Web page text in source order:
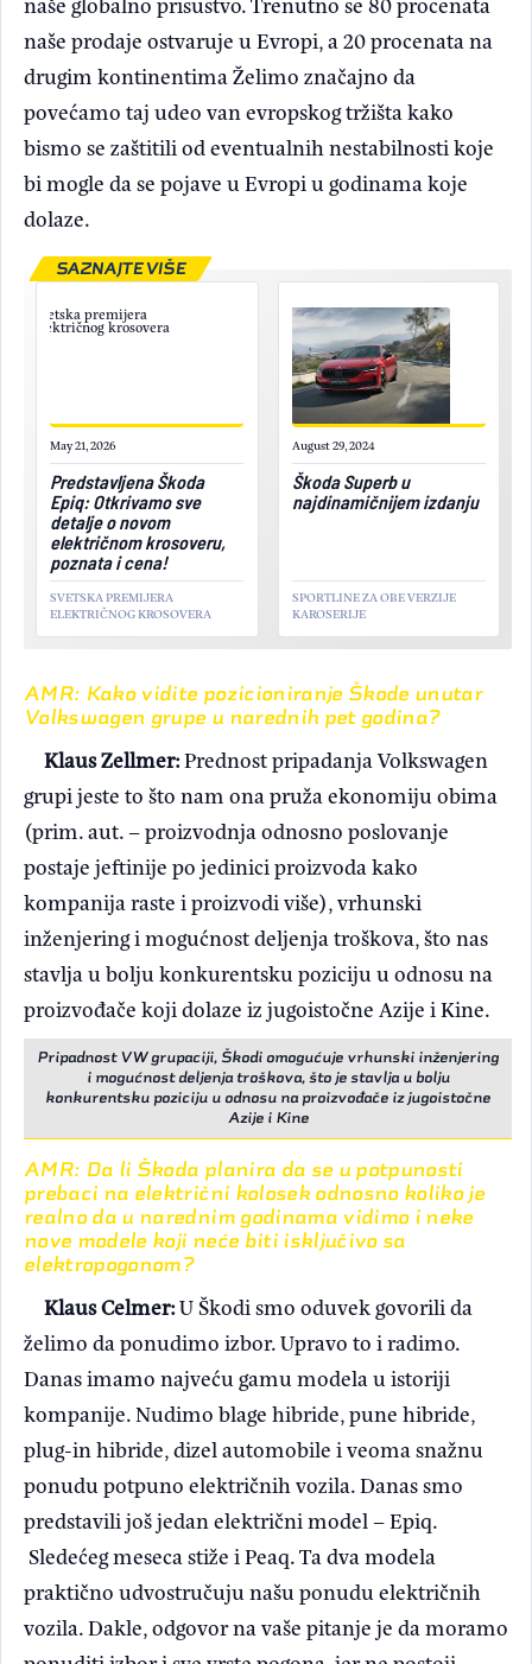
naše prodaje ostvaruje u Evropi, a 20 procenata na
drugim kontinentima Želimo značajno da
povećamo taj udeo van evropskog tržišta kako
bismo se zaštitili od eventualnih nestabilnosti koje
bi mogle da se pojave u Evropi u godinama koje
dolaze.
May 21, 2026
Predstavljena Škoda
Epiq: Otkrivamo sve
detalje o novom
električnom krosoveru,
poznata i cena!
SVETSKA PREMIJERA
ELEKTRIČNOG KROSOVERA
August 29, 2024
Škoda Superb u
najdinamičnijem izdanju
SPORTLINE ZA OBE VERZIJE
KAROSERIJE
SAZNAJTE VIŠE
AMR: Kako vidite pozicioniranje Škode unutar
Volkswagen grupe u narednih pet godina?
Klaus Zellmer:Prednost pripadanja Volkswagen
grupi jeste to što nam ona pruža ekonomiju obima
(prim. aut. – proizvodnja odnosno poslovanje
postaje jeftinije po jedinici proizvoda kako
kompanija raste i proizvodi više), vrhunski
inženjering i mogućnost deljenja troškova, što nas
stavlja u bolju konkurentsku poziciju u odnosu na
proizvođače koji dolaze iz jugoistočne Azije i Kine.
Pripadnost VW grupaciji, Škodi omogućuje vrhunski inženjering
i mogućnost deljenja troškova, što je stavlja u bolju
konkurentsku poziciju u odnosu na proizvođače iz jugoistočne
Azije i Kine
AMR: Da li Škoda planira da se u potpunosti
prebaci na električni kolosek odnosno koliko je
realno da u narednim godinama vidimo i neke
nove modele koji neće biti isključivo sa
elektropogonom?
Klaus Celmer:U Škodi smo oduvek govorili da
želimo da ponudimo izbor. Upravo to i radimo.
Danas imamo najveću gamu modela u istoriji
kompanije. Nudimo blage hibride, pune hibride,
plug-in hibride, dizel automobile i veoma snažnu
ponudu potpuno električnih vozila. Danas smo
predstavili još jedan električni model – Epiq.
Sledećeg meseca stiže i Peaq. Ta dva modela
praktično udvostručuju našu ponudu električnih
vozila. Dakle, odgovor na vaše pitanje je da moramo